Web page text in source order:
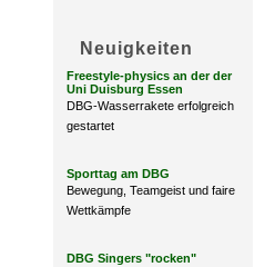
Neuigkeiten
Freestyle-physics an der der
Uni Duisburg Essen
DBG-Wasserrakete erfolgreich
gestartet
Sporttag am DBG
Bewegung, Teamgeist und faire
Wettkämpfe
DBG Singers "rocken"